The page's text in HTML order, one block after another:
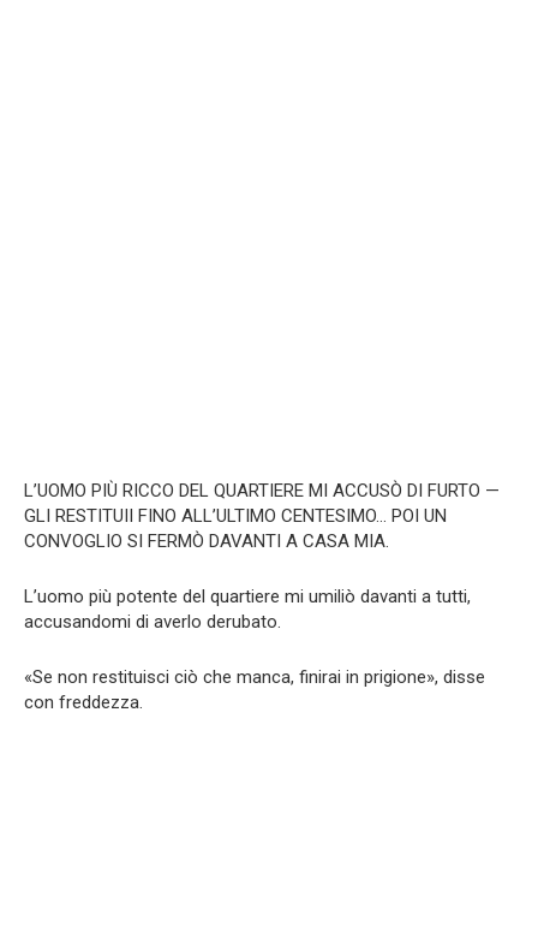
L’UOMO PIÙ RICCO DEL QUARTIERE MI ACCUSÒ DI FURTO —
GLI RESTITUII FINO ALL’ULTIMO CENTESIMO… POI UN
CONVOGLIO SI FERMÒ DAVANTI A CASA MIA.
L’uomo più potente del quartiere mi umiliò davanti a tutti,
accusandomi di averlo derubato.
«Se non restituisci ciò che manca, finirai in prigione», disse
con freddezza.